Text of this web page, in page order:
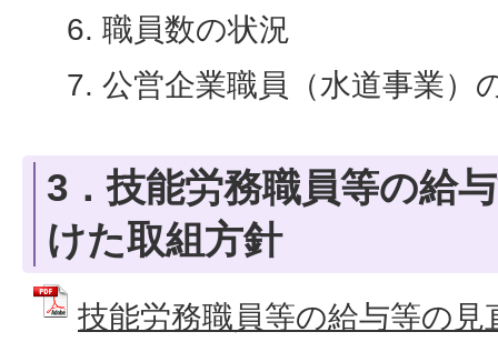
職員数の状況
公営企業職員（水道事業）
3．技能労務職員等の給
けた取組方針
技能労務職員等の給与等の